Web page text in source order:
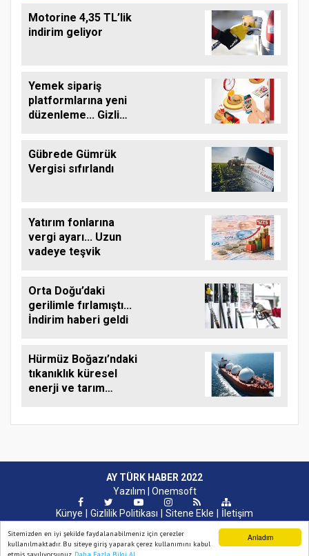
Anladım
Sitemizden en iyi şekilde faydalanabilmeniz için çerezler
kullanılmaktadır. Bu siteye giriş yaparak çerez kullanımını kabul
Motorine 4,35 TL’lik
indirim geliyor
Yemek sipariş
platformlarına yeni
düzenleme... Gizli
Gübrede Gümrük
Vergisi sıfırlandı
Yatırım fonlarına
vergi ayarı... Uzun
vadeye teşvik
Orta Doğu’daki
gerilimle fırlamıştı...
İndirim haberi geldi
Hürmüz Boğazı’ndaki
tıkanıklık küresel
enerji ve tarım
AY TÜRK HABER 2022
Yazılım | Onemsoft
Künye
Gizlilik Politikası Sitene Ekle İletişim